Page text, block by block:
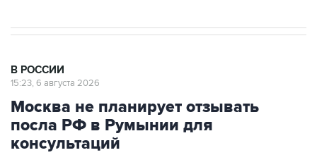
В РОССИИ
15:23, 6 августа 2026
Москва не планирует отзывать
посла РФ в Румынии для
консультаций